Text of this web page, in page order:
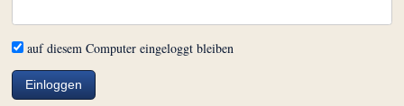
auf diesem Computer eingeloggt bleiben
Einloggen